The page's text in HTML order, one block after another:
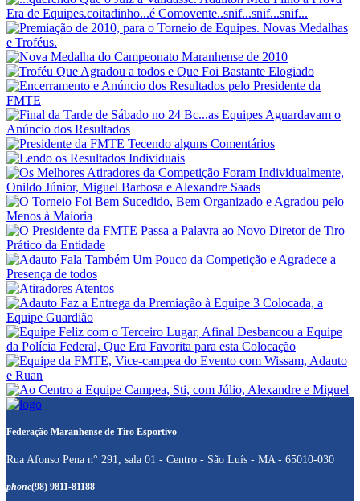
Federação Maranhense de Tiro Esportivo
Rua Afonso Pena n° 291, sala 01 - Centro - São Luís - MA - 65010-030
phone(98) 9811-81188